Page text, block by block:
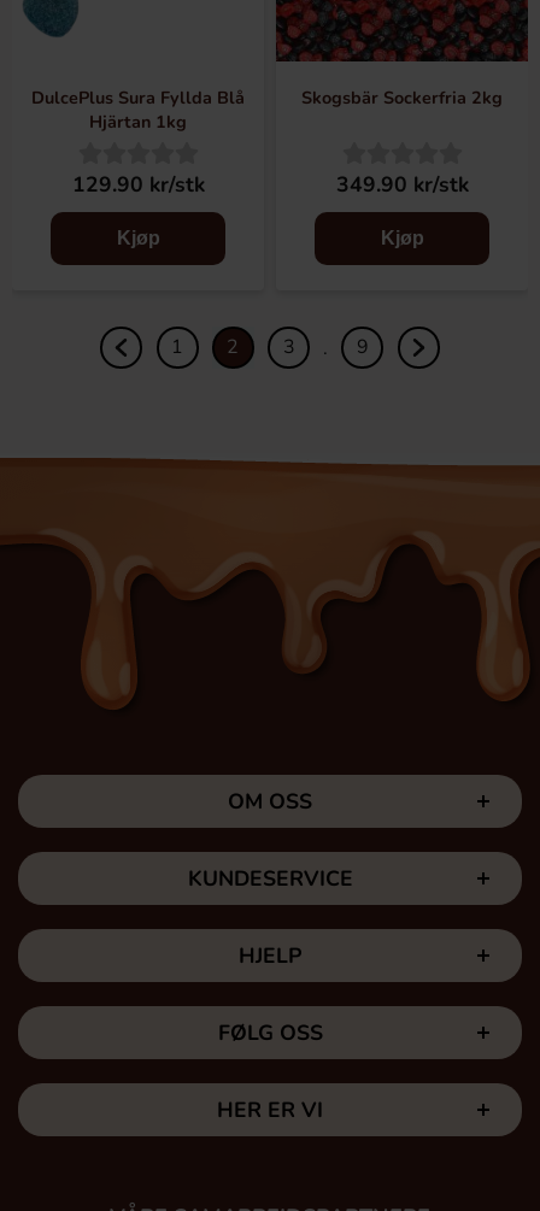
DulcePlus Sura Fyllda Blå
Hjärtan 1kg
129.90 kr/stk
Kjøp
Skogsbär Sockerfria 2kg
349.90 kr/stk
Kjøp
1 2 3 . 9
OM OSS
KUNDESERVICE
HJELP
FØLG OSS
HER ER VI